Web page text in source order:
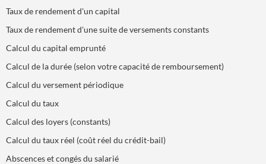
Taux de rendement d'un capital
Taux de rendement d'une suite de versements constants
Calcul du capital emprunté
Calcul de la durée (selon votre capacité de remboursement)
Calcul du versement périodique
Calcul du taux
Calcul des loyers (constants)
Calcul du taux réel (coût réel du crédit-bail)
Abscences et congés du salarié